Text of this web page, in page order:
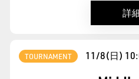
詳
TOURNAMENT 11/8(日)